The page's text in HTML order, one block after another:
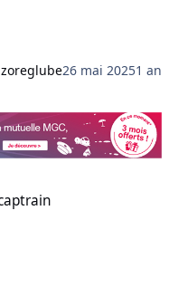
zoreglube26 mai 20251 an